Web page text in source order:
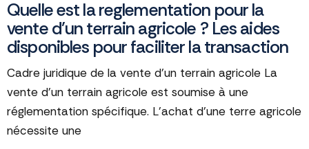
Quelle est la reglementation pour la
vente d’un terrain agricole ? Les aides
disponibles pour faciliter la transaction
Cadre juridique de la vente d’un terrain agricole La
vente d’un terrain agricole est soumise à une
réglementation spécifique. L’achat d’une terre agricole
nécessite une